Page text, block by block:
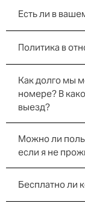
Есть ли в
Политика в
Как долго мы
номере? В
выезд?
Можно ли
если я не
Бесплатно ли